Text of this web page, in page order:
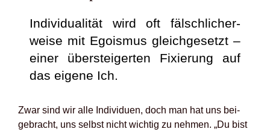
Indi­vi­dua­li­tät wird oft fälsch­li­cher­
wei­se mit Ego­is­mus gleich­ge­setzt –
einer über­stei­ger­ten Fixie­rung auf
das eige­ne Ich.
Zwar sind wir alle Indi­vi­du­en, doch man hat uns bei­
gebracht, uns selbst nicht wich­tig zu neh­men. „Du bist